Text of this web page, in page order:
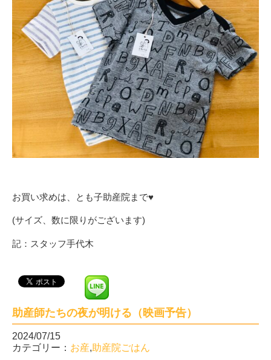
お買い求めは、とも子助産院まで♥
(サイズ、数に限りがございます)
記：スタッフ手代木
助産師たちの夜が明ける（映画予告）
2024/07/15
カテゴリー： お産,助産院ごはん